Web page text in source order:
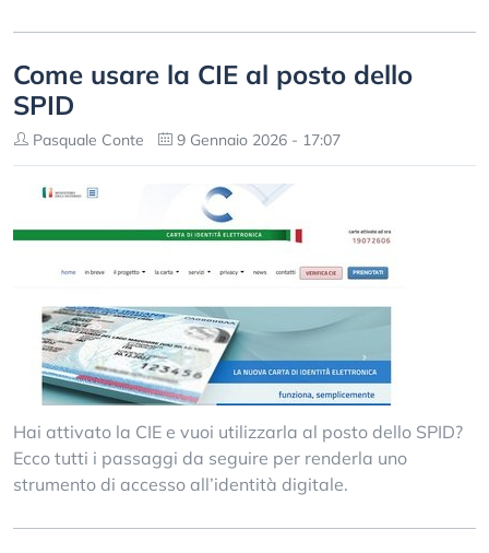
Come usare la CIE al posto dello
SPID
Pasquale Conte 9 Gennaio 2026 - 17:07
Hai attivato la CIE e vuoi utilizzarla al posto dello SPID?
Ecco tutti i passaggi da seguire per renderla uno
strumento di accesso all’identità digitale.